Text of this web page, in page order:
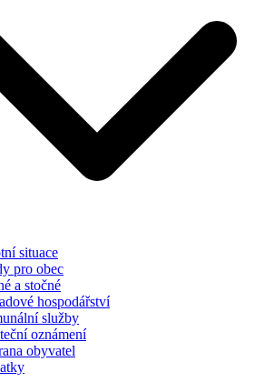
situace
pro obec
a stočné
hospodářství
služby
oznámení
obyvatel